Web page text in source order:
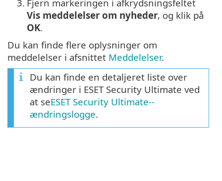
3. Fjern markeringen i afkrydsningsfeltet
Vis meddelelser om nyheder, og klik på
OK.
Du kan finde flere oplysninger om
meddelelser i afsnittet Meddelelser.
Du kan finde en detaljeret liste over
ændringer i ESET Security Ultimate ved
at seESET Security Ultimate--
ændringslogge.